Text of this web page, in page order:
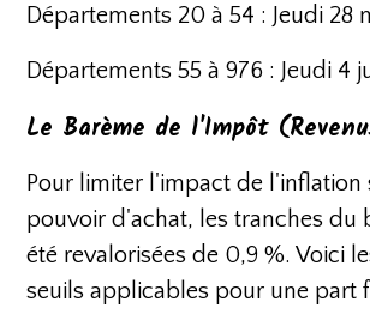
Départements 20 à 54 : Jeudi 28
Départements 55 à 976 : Jeudi 4
Le Barème de l'Impôt
Pour limiter l'impact de l'inflation
pouvoir d'achat, les tranches du
été revalorisées de 0,9 %. Voici
seuils applicables pour une part